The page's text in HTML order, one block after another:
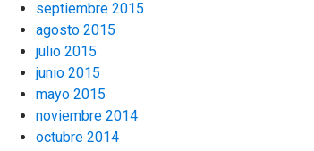
septiembre 2015
agosto 2015
julio 2015
junio 2015
mayo 2015
noviembre 2014
octubre 2014